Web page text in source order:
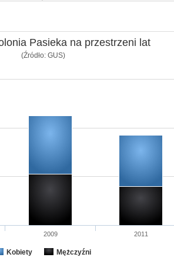
Pasieka na przestrzeni lat
(Źródło: GUS)
Kobiety Mężczyźni
2009 2011